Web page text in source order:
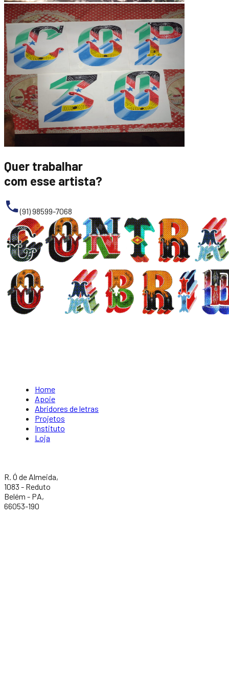
Quer trabalhar
com esse artista?
(91) 98599-7068
Home
Apoie
Abridores de letras
Projetos
Instituto
Loja
R. Ó de Almeida,
1083 - Reduto
Belém - PA,
66053-190